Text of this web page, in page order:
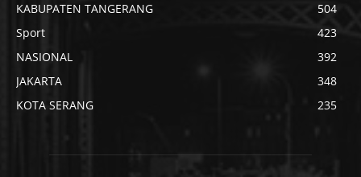
KABUPATEN TANGERANG
504
Sport
423
NASIONAL
392
JAKARTA
348
KOTA SERANG
235